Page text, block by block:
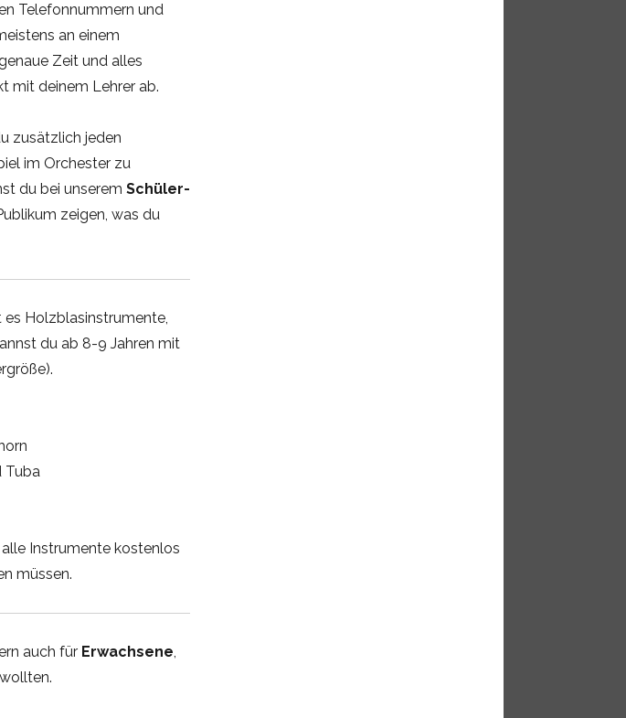
Telefonnummern und
an einem
Zeit und alles
mit deinem Lehrer ab.
zusätzlich jeden
im Orchester zu
du bei unseremSchüler-
zeigen, was du
Holzblasinstrumente,
du ab 8-9 Jahren mit
Tuba
Instrumente kostenlos
müssen.
auch für Erwachsene,